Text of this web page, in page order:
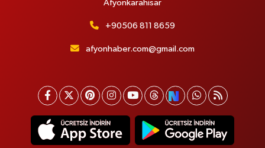
Afyonkarahisar
+90506 811 8659
afyonhaber.com@gmail.com